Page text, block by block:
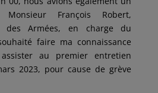
Monsieur François Robert,
des Armées, en charge du
faire ma connaissance
au premier entretien
2023, pour cause de grève